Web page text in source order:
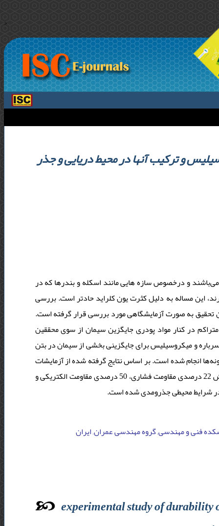
>
و ترکیب آنها در محیط دریایی و جذر
و درخصوص سازه هایی مانند اسکله و بندرها که در
این مساله به دلیل کثرت یون کلراید حادتر است. بررسی
تحقیق به صورت آزمایشگاهی مورد بررسی قرار گرفته است.
در کنار مواد پودری جایگزین سیمان از سوی محققین
و میکروسیلیس برای جایگزینی بخشی از سیمان در بتن
انجام شده است. بر اساس نتایج گرفته شده از آزمایشات
بر روی 216 نمونه بتنی، استفاده از بتن پیشنهادی بطور میانگین موجب افزایش 22 درصدی مقاومت فشاری، 50 درصدی مقاومت الکتریکی و
فنی و مهندسی, گروه مهندسی عمران, ایران
experimental study of